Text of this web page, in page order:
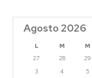
Agosto 2026
L M M
27
28 29
3
4 5